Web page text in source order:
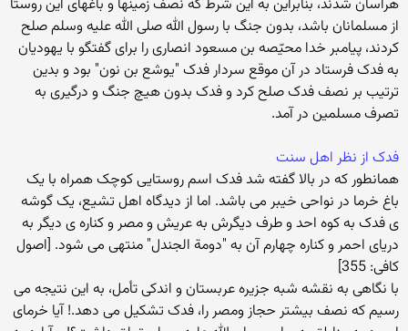
هراسان شدند، بنابراین به این شرط که نصف زمینها و باغهای این روستا
از مسلمانان باشد، بدون جنگ با رسول الله صلی الله علیه وسلم صلح
کردند، پیامبر خدا محیّصه بن مسعود انصاری را برای گفتگو با یهودیان
به فدک فرستاد در آن موقع سردار فدک "یوشع بن نون" بود و بدین
ترتیب بر نصف فدک صلح کرد و فدک بدون هیچ جنگ و درگیری به
تصرف مسلمین در آمد.
فدک از نظر اهل سنت
همانطور که در بالا گفته شد فدک اسم روستایی کوچک همراه با یک
باغ خرما در نواحی خیبر می باشد. اما از دیدگاه اهل تشیع، یک گوشه
ی فدک به کوه احد و طرف دیگرش به عریش و مصر و کناره ی دیگر به
دریای احمر و کناره چهارم آن به "دومة الجندل" منتهی می شود. [اصول
کافی: 355]
با نگاهی به نقشه شبه جزیره عربستان و اندکی تأمل، به این نتیجه می
رسیم که نصف بیشتر حجاز ومصر را، فدک تشکیل می دهد.! آیا خرمای